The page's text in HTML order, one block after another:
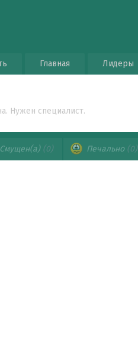
Главная Лидеры
Нужен специалист.
Смущен(а) (0) Печально (0)